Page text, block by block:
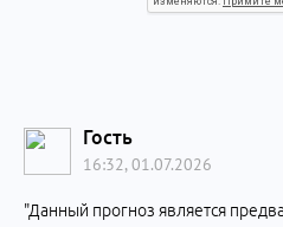
Гость
16:32, 01.07.2026
"Данный прогноз является